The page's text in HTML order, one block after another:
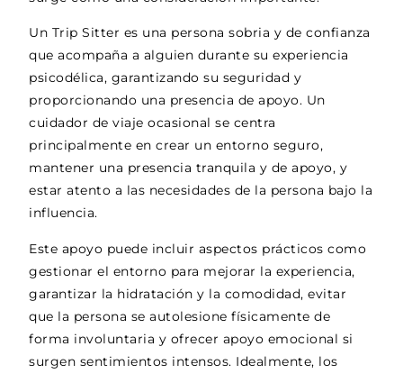
Un Trip Sitter es una persona sobria y de confianza
que acompaña a alguien durante su experiencia
psicodélica, garantizando su seguridad y
proporcionando una presencia de apoyo. Un
cuidador de viaje ocasional se centra
principalmente en crear un entorno seguro,
mantener una presencia tranquila y de apoyo, y
estar atento a las necesidades de la persona bajo la
influencia.
Este apoyo puede incluir aspectos prácticos como
gestionar el entorno para mejorar la experiencia,
garantizar la hidratación y la comodidad, evitar
que la persona se autolesione físicamente de
forma involuntaria y ofrecer apoyo emocional si
surgen sentimientos intensos. Idealmente, los